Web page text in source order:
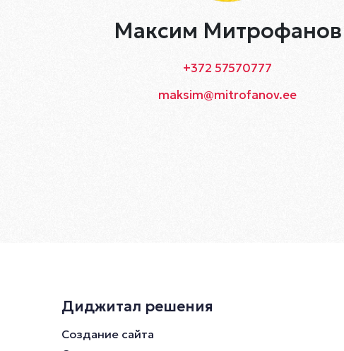
Максим Митрофанов
+372 57570777
maksim@mitrofanov.ee
Диджитал решения
Создание сайта